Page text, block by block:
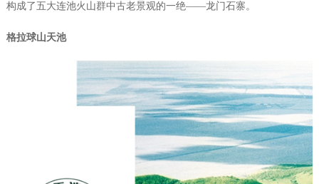
构成了五大连池火山群中古老景观的一绝——龙门石寨。
格拉球山天池